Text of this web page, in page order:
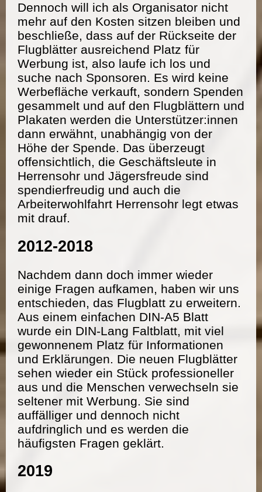
Dennoch will ich als Organisator nicht
mehr auf den Kosten sitzen bleiben und
beschließe, dass auf der Rückseite der
Flugblätter ausreichend Platz für
Werbung ist, also laufe ich los und
suche nach Sponsoren. Es wird keine
Werbefläche verkauft, sondern Spenden
gesammelt und auf den Flugblättern und
Plakaten werden die Unterstützer:innen
dann erwähnt, unabhängig von der
Höhe der Spende. Das überzeugt
offensichtlich, die Geschäftsleute in
Herrensohr und Jägersfreude sind
spendierfreudig und auch die
Arbeiterwohlfahrt Herrensohr legt etwas
mit drauf.
2012-2018
Nachdem dann doch immer wieder
einige Fragen aufkamen, haben wir uns
entschieden, das Flugblatt zu erweitern.
Aus einem einfachen DIN-A5 Blatt
wurde ein DIN-Lang Faltblatt, mit viel
gewonnenem Platz für Informationen
und Erklärungen. Die neuen Flugblätter
sehen wieder ein Stück professioneller
aus und die Menschen verwechseln sie
seltener mit Werbung. Sie sind
auffälliger und dennoch nicht
aufdringlich und es werden die
häufigsten Fragen geklärt.
2019